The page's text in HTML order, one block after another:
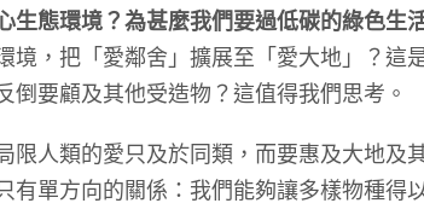
生態環境？為甚麼我們要過低碳的綠色生
境，把「愛鄰舍」擴展至「愛大地」？這
倒要顧及其他受造物？這值得我們思考。
人類的愛只及於同類，而要惠及大地及
有單方向的關係：我們能夠讓多樣物種得